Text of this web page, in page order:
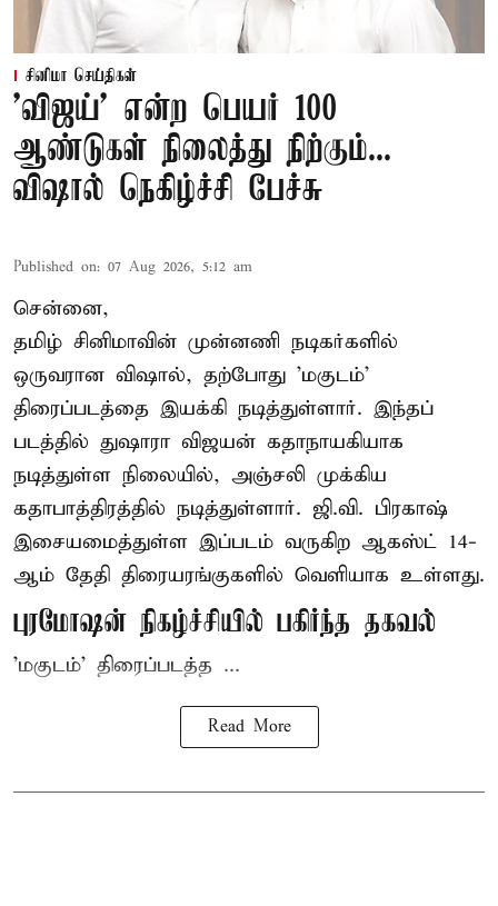
சினிமா செய்திகள்
'விஜய்' என்ற பெயர் 100
ஆண்டுகள் நிலைத்து நிற்கும்...
விஷால் நெகிழ்ச்சி பேச்சு
Published on: 07 Aug 2026, 5:12 am
சென்னை,
தமிழ் சினிமாவின் முன்னணி நடிகர்களில்
ஒருவரான விஷால், தற்போது 'மகுடம்'
திரைப்படத்தை இயக்கி நடித்துள்ளார். இந்தப்
படத்தில் துஷாரா விஜயன் கதாநாயகியாக
நடித்துள்ள நிலையில், அஞ்சலி முக்கிய
கதாபாத்திரத்தில் நடித்துள்ளார். ஜி.வி. பிரகாஷ்
இசையமைத்துள்ள இப்படம் வருகிற ஆகஸ்ட் 14-
ஆம் தேதி திரையரங்குகளில் வெளியாக உள்ளது.
புரமோஷன் நிகழ்ச்சியில் பகிர்ந்த தகவல்
'மகுடம்' திரைப்படத்த ...
Read More